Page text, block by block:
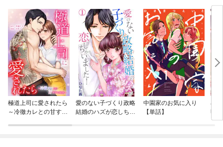
極道上司に愛されたら
～冷徹カレとの甘すぎ
愛のない子づくり政略
結婚のハズが恋しちゃ
中園家のお気に入り
【単話】
石
明
る。